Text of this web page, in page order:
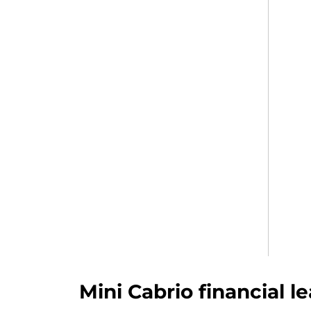
Mini Cabrio financial